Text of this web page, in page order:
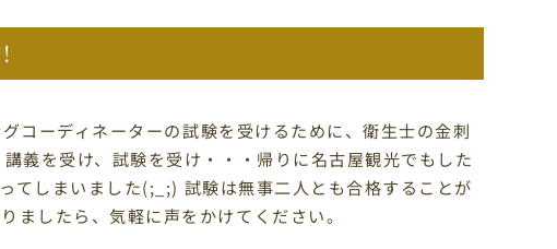
コーディネーターの試験を受けるために、衛生士の金刺
義を受け、試験を受け・・・帰りに名古屋観光でもした
てしまいました(;_;) 試験は無事二人とも合格することが
ましたら、気軽に声をかけてください。